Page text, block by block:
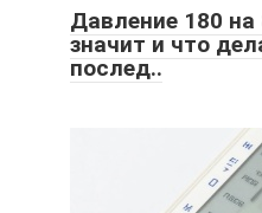
Давление 180
значит и что
послед..